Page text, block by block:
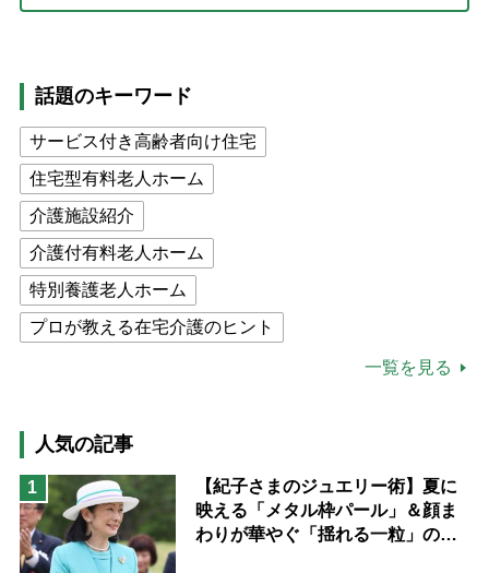
話題のキーワード
サービス付き高齢者向け住宅
住宅型有料老人ホーム
介護施設紹介
介護付有料老人ホーム
特別養護老人ホーム
プロが教える在宅介護のヒント
猫が母になつきません
息子の遠距離介護サバイバル術
兄がボケました
便利なサービス
予防法
一覧を見る
人気の記事
1
【紀子さまのジュエリー術】夏に
映える「メタル枠パール」＆顔ま
わりが華やぐ「揺れる一粒」の使